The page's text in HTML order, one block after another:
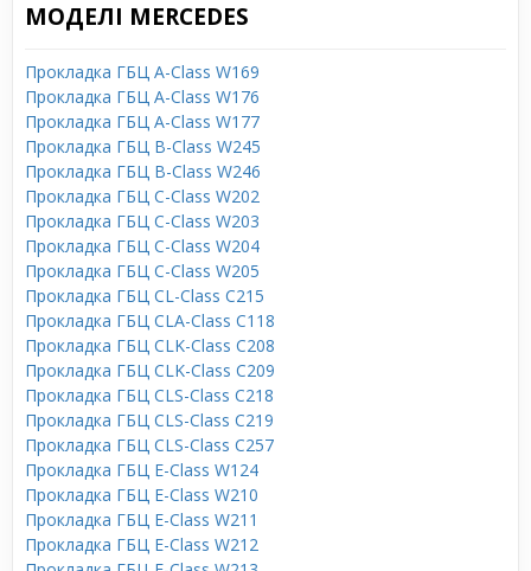
МОДЕЛІ MERCEDES
Прокладка ГБЦ A-Class W169
Прокладка ГБЦ A-Class W176
Прокладка ГБЦ A-Class W177
Прокладка ГБЦ B-Class W245
Прокладка ГБЦ B-Class W246
Прокладка ГБЦ C-Class W202
Прокладка ГБЦ C-Class W203
Прокладка ГБЦ C-Class W204
Прокладка ГБЦ C-Class W205
Прокладка ГБЦ CL-Class C215
Прокладка ГБЦ CLA-Class C118
Прокладка ГБЦ CLK-Class C208
Прокладка ГБЦ CLK-Class C209
Прокладка ГБЦ CLS-Class C218
Прокладка ГБЦ CLS-Class C219
Прокладка ГБЦ CLS-Class C257
Прокладка ГБЦ E-Class W124
Прокладка ГБЦ E-Class W210
Прокладка ГБЦ E-Class W211
Прокладка ГБЦ E-Class W212